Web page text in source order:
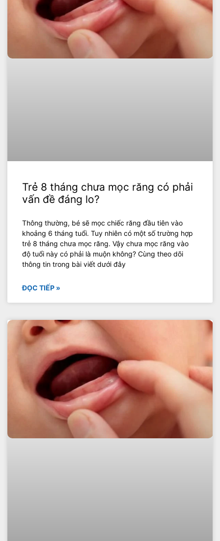
Trẻ 8 tháng chưa mọc răng có phải
vấn đề đáng lo?
Thông thường, bé sẽ mọc chiếc răng đầu tiên vào
khoảng 6 tháng tuổi. Tuy nhiên có một số trường hợp
trẻ 8 tháng chưa mọc răng. Vậy chưa mọc răng vào
độ tuổi này có phải là muộn không? Cùng theo dõi
thông tin trong bài viết dưới đây
ĐỌC TIẾP »